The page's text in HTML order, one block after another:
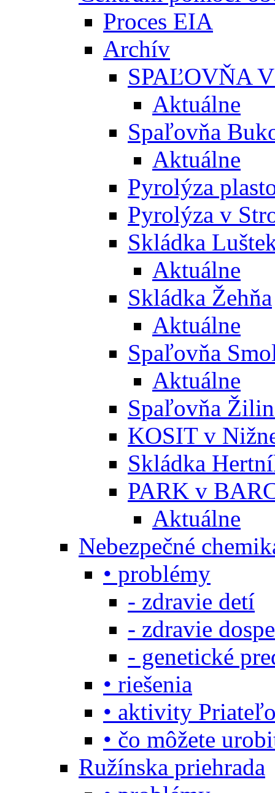
Proces EIA
Archív
SPAĽOVŇA
Aktuálne
Spaľovňa
Aktuálne
Pyrolýza
Pyrolýza v
Skládka
Aktuálne
Skládka Žehňa
Aktuálne
Spaľovňa
Aktuálne
Spaľovňa
KOSIT v
Skládka
PARK v
Aktuálne
Nebezpečné
• problémy
- zdravie detí
- zdravie
- genetické
• riešenia
• aktivity
• čo môžete
Ružínska priehrada